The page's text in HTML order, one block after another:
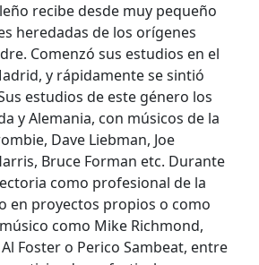
recibe desde muy pequeño
heredadas de los orígenes
Comenzó sus estudios en el
y rápidamente se sintió
estudios de este género los
y Alemania, con músicos de la
Dave Liebman, Joe
Bruce Forman etc. Durante
como profesional de la
en proyectos propios o como
como Mike Richmond,
Foster o Perico Sambeat, entre